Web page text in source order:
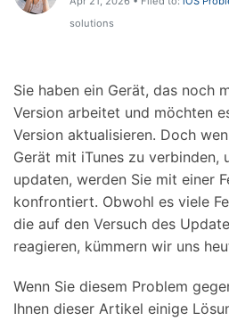
Support
Hilfe und Unterstützung erhalten
Suchen
solutions
Sie haben ein Gerät, das noch
Version arbeitet und möchten
Version aktualisieren. Doch
Gerät mit iTunes zu verbinden,
updaten, werden Sie mit einer
konfrontiert. Obwohl es viele
die auf den Versuch des
reagieren, kümmern wir uns
Wenn Sie diesem Problem
Ihnen dieser Artikel einige